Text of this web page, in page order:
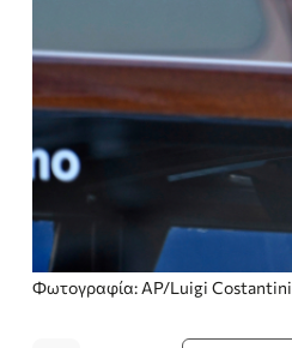
Φωτογραφία: AP/Luigi Costantini